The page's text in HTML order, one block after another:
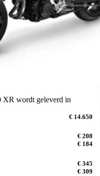
XR wordt geleverd in
€ 14.650
€ 208
€ 184
€ 345
€ 309